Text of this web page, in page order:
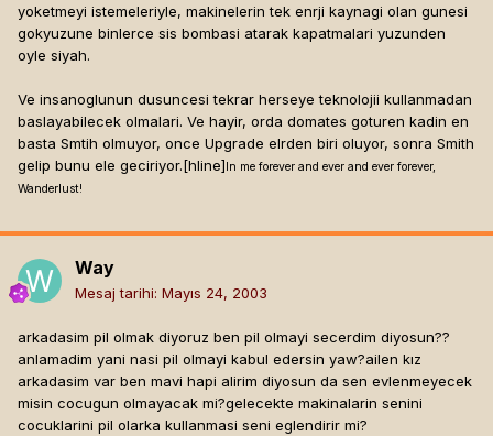
yoketmeyi istemeleriyle, makinelerin tek enrji kaynagi olan gunesi
gokyuzune binlerce sis bombasi atarak kapatmalari yuzunden
oyle siyah.
Ve insanoglunun dusuncesi tekrar herseye teknolojii kullanmadan
baslayabilecek olmalari. Ve hayir, orda domates goturen kadin en
basta Smtih olmuyor, once Upgrade elrden biri oluyor, sonra Smith
gelip bunu ele geciriyor.[hline] In me forever and ever and ever forever,
Wanderlust!
Way
Mesaj tarihi: Mayıs 24, 2003
arkadasim pil olmak diyoruz ben pil olmayi secerdim diyosun??
anlamadim yani nasi pil olmayi kabul edersin yaw?ailen kız
arkadasim var ben mavi hapi alirim diyosun da sen evlenmeyecek
misin cocugun olmayacak mi?gelecekte makinalarin senini
cocuklarini pil olarka kullanmasi seni eglendirir mi?